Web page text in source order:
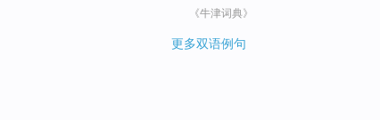
《牛津词典》
更多双语例句